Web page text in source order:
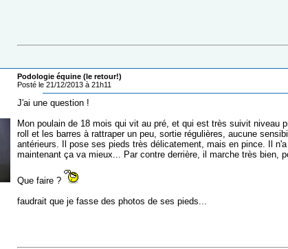
Podologie équine (le retour!)
Posté le 21/12/2013 à 21h11
J'ai une question !
Mon poulain de 18 mois qui vit au pré, et qui est très suivit niveau
roll et les barres à rattraper un peu, sortie régulières, aucune
antérieurs. Il pose ses pieds très délicatement, mais en pince. Il
maintenant ça va mieux... Par contre derrière, il marche très bien,
Que faire ?
faudrait que je fasse des photos de ses pieds...